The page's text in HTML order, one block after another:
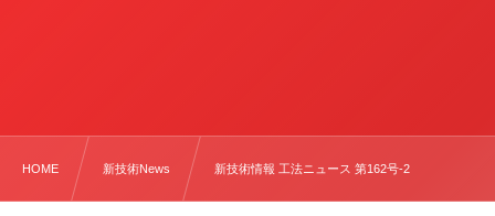
HOME 新技術News 新技術情報 工法ニュース 第162号-2